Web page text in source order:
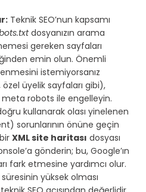
Teknik SEO’nun kapsamı
dosyanızın arama
gereken sayfaları
emin olun. Önemli
istemiyorsanız
üyelik sayfaları gibi),
robots ile engelleyin.
kullanarak olası yinelenen
sorunlarının önüne geçin
XML site haritası dosyası
gönderin; bu, Google’ın
fark etmesine yardımcı olur.
süresinin yüksek olması